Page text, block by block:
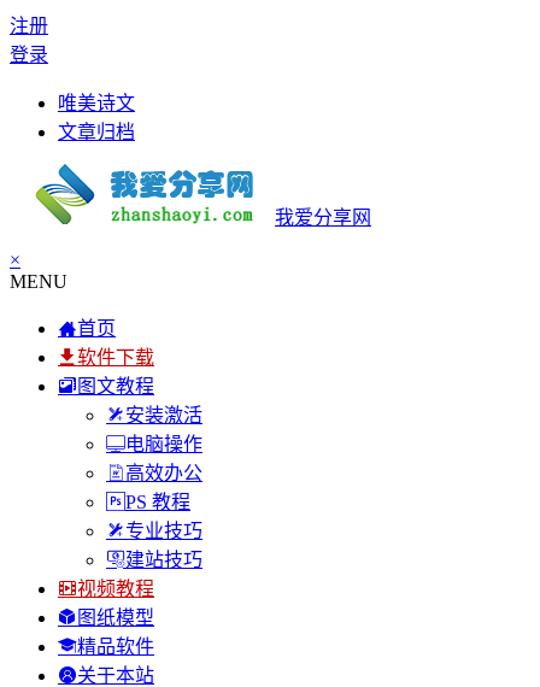
注册
登录
唯美诗文
文章归档
我爱分享网
×
MENU
首页
软件下载
图文教程
安装激活
电脑操作
高效办公
PS 教程
专业技巧
建站技巧
视频教程
图纸模型
精品软件
关于本站